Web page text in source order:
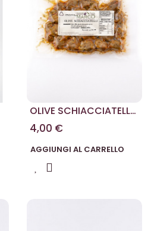
OLIVE SCHIACCIATELLE
IN BUSTA 250 G
4,00 €
AGGIUNGI AL CARRELLO